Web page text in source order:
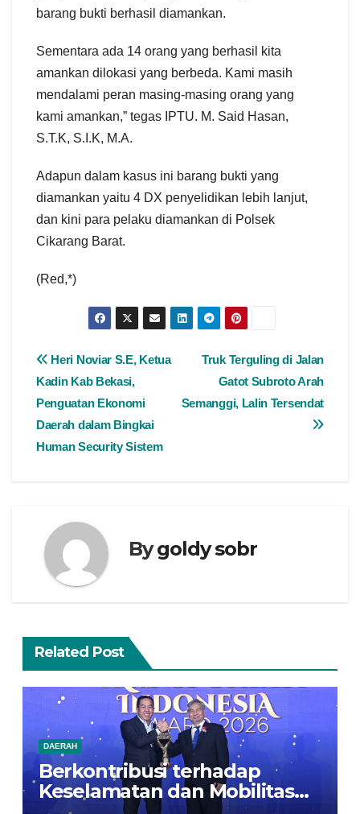
barang bukti berhasil diamankan.
Sementara ada 14 orang yang berhasil kita
amankan dilokasi yang berbeda. Kami masih
mendalami peran masing-masing orang yang
kami amankan,” tegas IPTU. M. Said Hasan,
S.T.K, S.I.K, M.A.
Adapun dalam kasus ini barang bukti yang
diamankan yaitu 4 DX penyelidikan lebih lanjut,
dan kini para pelaku diamankan di Polsek
Cikarang Barat.
(Red,*)
Truk Terguling di Jalan
Gatot Subroto Arah
Semanggi, Lalin Tersendat
Heri Noviar S.E, Ketua
Kadin Kab Bekasi,
Penguatan Ekonomi
Daerah dalam Bingkai
Human Security Sistem
Bygoldy sobr
Related Post
DAERAH
Berkontribusi terhadap
Keselamatan dan Mobilitas